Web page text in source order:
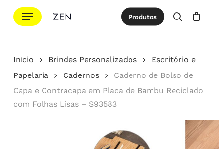
para
principal
Menu Produtos
procurar
Cotação Close
Início Brindes Personalizados
Escritório e
Papelaria
Cadernos
Caderno de Bolso de
Capa e Contracapa em Placa de Bambu Reciclado
com Folhas Lisas – S93583